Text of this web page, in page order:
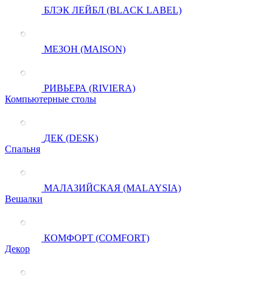
БЛЭК ЛЕЙБЛ (BLACK LABEL)
МЕЗОН (MAISON)
РИВЬЕРА (RIVIERA)
Компьютерные столы
ДЕК (DESK)
Спальня
МАЛАЗИЙСКАЯ (MALAYSIA)
Вешалки
КОМФОРТ (COMFORT)
Декор